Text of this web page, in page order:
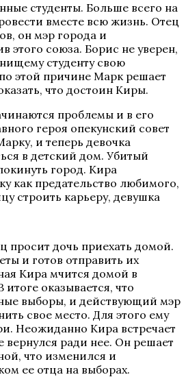
студенты. Больше всего на
вместе всю жизнь. Отец
он мэр города и
этого союза. Борис не уверен,
студенту свою
этой причине Марк решает
что достоин Киры.
проблемы и в его
героя опекунский совет
и теперь девочка
в детский дом. Убитый
город. Кира
как предательство любимого,
строить карьеру, девушка
просит дочь приехать домой.
и готов отправить их
Кира мчится домой в
оказывается, что
выборы, и действующий мэр
свое место. Для этого ему
Неожиданно Кира встречает
ради нее. Он решает
что изменился и
ее отца на выборах.